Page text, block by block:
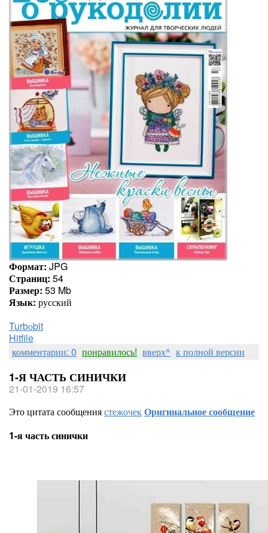
Формат: JPG
Страниц: 54
Размер: 53 Mb
Язык: русский
Turbоbit
Hitfile
комментарии: 0 понравилось! вверх^ к полной версии
1-Я ЧАСТЬ СИНИЧКИ
21-01-2019 16:57
Это цитата сообщениястежочекОригинальное сообщение
1-я часть синички